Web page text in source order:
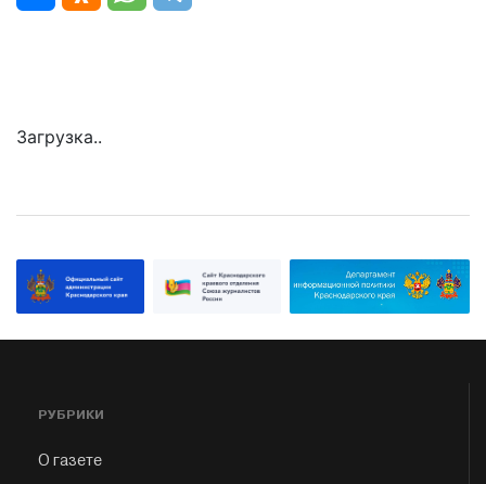
Загрузка..
РУБРИКИ
О газете